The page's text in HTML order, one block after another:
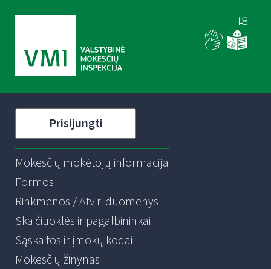
Prisijungti
Mokesčių mokėtojų informacija
Formos
Rinkmenos / Atviri duomenys
Skaičiuoklės ir pagalbininkai
Sąskaitos ir įmokų kodai
Mokesčių žinynas